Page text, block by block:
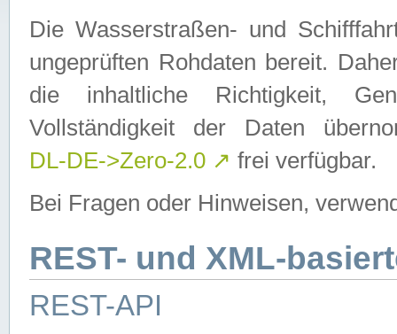
Die Wasserstraßen- und
ungeprüften Rohdaten bereit.
die inhaltliche Richtigkeit,
Vollständigkeit der Daten
DL-DE->Zero-2.0 ↗ frei verfügbar.
Bei Fragen oder Hinweisen,
REST- und XML-
REST-API